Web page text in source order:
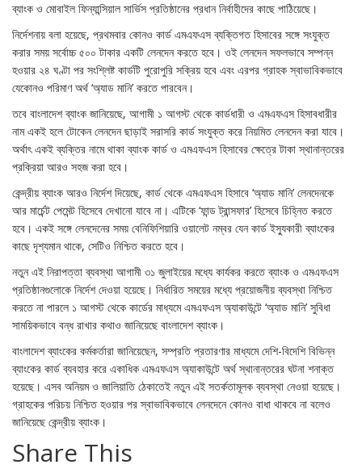
ব্যাংক ও মোবাইল ফিন্যান্সিয়াল সার্ভিস প্রতিষ্ঠানের প্রধান নির্বাহীদের কাছে পাঠিয়েছে।
নির্দেশনায় বলা হয়েছে, প্রথমবার কোনও কার্ড এমএফএস ব্যক্তিগত হিসাবের সঙ্গে সংযুক্ত
করার সময় সর্বোচ্চ ৫০০ টাকার একটি লেনদেন করতে হবে। ওই লেনদেন সফলভাবে সম্পন্ন
হওয়ার ২৪ ঘণ্টা পর সংশ্লিষ্ট কার্ডটি পুরোপুরি সক্রিয় হবে এবং এরপর গ্রাহক স্বাভাবিকভাবে
যেকোনও পরিমাণ অর্থ ‘অ্যাড মানি’ করতে পারবেন।
তবে বাংলাদেশ ব্যাংক জানিয়েছে, আগামী ১ আগস্ট থেকে কার্ডধারী ও এমএফএস হিসাবধারীর
নাম একই হলে টোকেন লেনদেন ছাড়াই সরাসরি কার্ড সংযুক্ত করে নিয়মিত লেনদেন করা যাবে।
অর্থাৎ একই ব্যক্তির নামে থাকা ব্যাংক কার্ড ও এমএফএস হিসাবের ক্ষেত্রে টাকা স্থানান্তরের
প্রক্রিয়া আরও সহজ করা হবে।
কেন্দ্রীয় ব্যাংক আরও নির্দেশ দিয়েছে, কার্ড থেকে এমএফএস হিসাবে ‘অ্যাড মানি’ লেনদেনকে
আর মার্চেন্ট পেমেন্ট হিসেবে দেখানো যাবে না। এটিকে ‘ফান্ড ট্রান্সফার’ হিসেবে চিহ্নিত করতে
হবে। একই সঙ্গে লেনদেনের সময় বেনিফিশিয়ারি ওয়ালেট নম্বর যেন কার্ড ইস্যুকারী ব্যাংকের
কাছে দৃশ্যমান থাকে, সেটিও নিশ্চিত করতে হবে।
নতুন এই নিরাপত্তা ব্যবস্থা আগামী ৩১ জুলাইয়ের মধ্যে কার্যকর করতে ব্যাংক ও এমএফএস
প্রতিষ্ঠানগুলোকে নির্দেশ দেওয়া হয়েছে। নির্ধারিত সময়ের মধ্যে প্রয়োজনীয় ব্যবস্থা নিশ্চিত
করতে না পারলে ১ আগস্ট থেকে কার্ডের মাধ্যমে এমএফএস অ্যাকাউন্টে ‘অ্যাড মানি’ সুবিধা
সাময়িকভাবে বন্ধ রাখার কথাও জানিয়েছে বাংলাদেশ ব্যাংক।
বাংলাদেশ ব্যাংকের কর্মকর্তারা জানিয়েছেন, সম্প্রতি প্রতারণার মাধ্যমে দেশি-বিদেশি বিভিন্ন
ব্যাংকের কার্ড ব্যবহার করে একাধিক এমএফএস অ্যাকাউন্টে অর্থ স্থানান্তরের ঘটনা শনাক্ত
হয়েছে। এসব অনিয়ম ও জালিয়াতি ঠেকাতেই নতুন এই সতর্কতামূলক ব্যবস্থা নেওয়া হয়েছে।
গ্রাহকের পরিচয় নিশ্চিত হওয়ার পর স্বাভাবিকভাবে লেনদেনে কোনও বাধা থাকবে না বলেও
জানিয়েছে কেন্দ্রীয় ব্যাংক।
Share This